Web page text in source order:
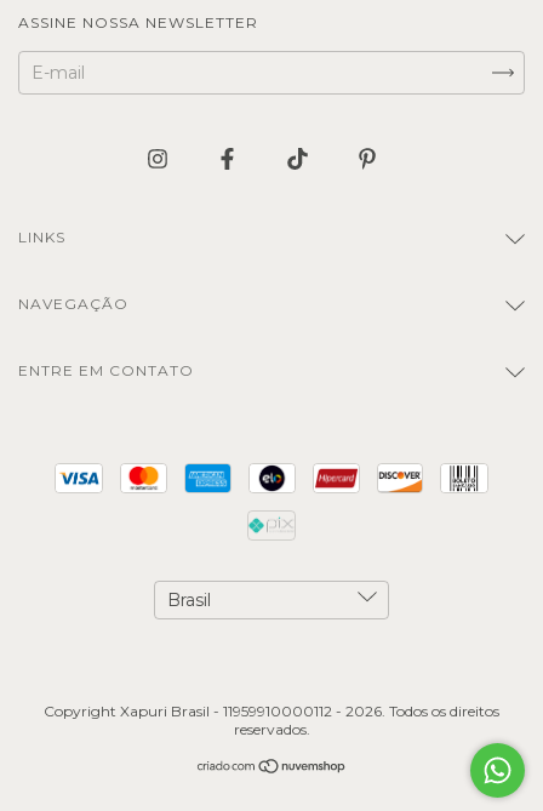
ASSINE NOSSA NEWSLETTER
LINKS
NAVEGAÇÃO
ENTRE EM CONTATO
Copyright Xapuri Brasil - 11959910000112 - 2026. Todos os direitos
reservados.